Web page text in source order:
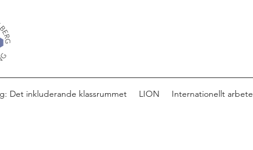
Det inkluderande klassrummet LION Internationellt arbete